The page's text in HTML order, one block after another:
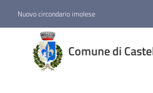
Nuovo circondario imolese
Comune di
Comune
di
Castel